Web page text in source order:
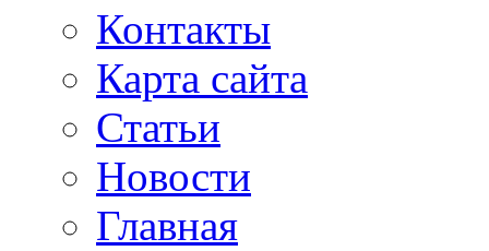
Контакты
Карта сайта
Статьи
Новости
Главная